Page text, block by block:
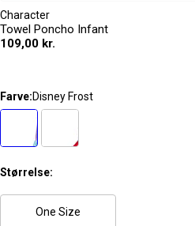
Character
Towel Poncho Infant
109,00 kr.
Farve:Disney Frost
Størrelse:
One Size